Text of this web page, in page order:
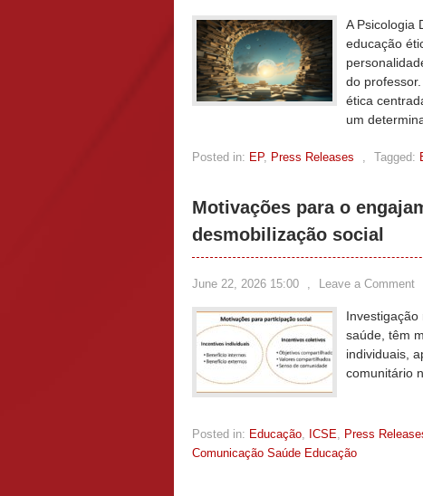
A Psicologia
educação
do
ética
um
Posted in: EP, Press Releases , Tagged:
Motivações para o
desmobilização social
June 22, 2026 15:00 , Leave a Comment
saúde, têm
individuais,
comunitário
Posted in: Educação, ICSE, Press
Comunicação Saúde Educação